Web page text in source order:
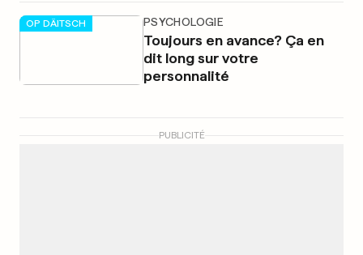
OP DÄITSCH PSYCHOLOGIE
Toujours en avance? Ça en
dit long sur votre
personnalité
PUBLICITÉ